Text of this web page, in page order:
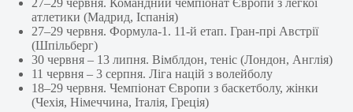
атлетики (Мадрид, Іспанія)
27–29 червня. Формула-1. 11-й етап. Гран-прі Австрії
(Шпільберг)
30 червня – 13 липня. Вімблдон, теніс (Лондон, Англія)
11 червня – 3 серпня. Ліга націй з волейболу
18–29 червня. Чемпіонат Європи з баскетболу, жінки
(Чехія, Німеччина, Італія, Греція)